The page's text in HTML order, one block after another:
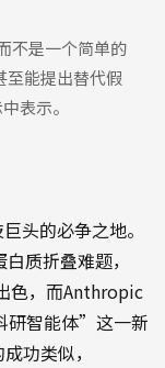
不是一个简单的
至能提出替代假
表示。
头的必争之地。
质折叠难题，
色，而Anthropic
研智能体”这一新
功类似，